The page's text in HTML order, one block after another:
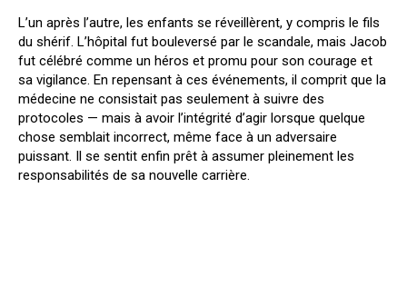
L’un après l’autre, les enfants se réveillèrent, y compris le fils
du shérif. L’hôpital fut bouleversé par le scandale, mais Jacob
fut célébré comme un héros et promu pour son courage et
sa vigilance. En repensant à ces événements, il comprit que la
médecine ne consistait pas seulement à suivre des
protocoles — mais à avoir l’intégrité d’agir lorsque quelque
chose semblait incorrect, même face à un adversaire
puissant. Il se sentit enfin prêt à assumer pleinement les
responsabilités de sa nouvelle carrière.